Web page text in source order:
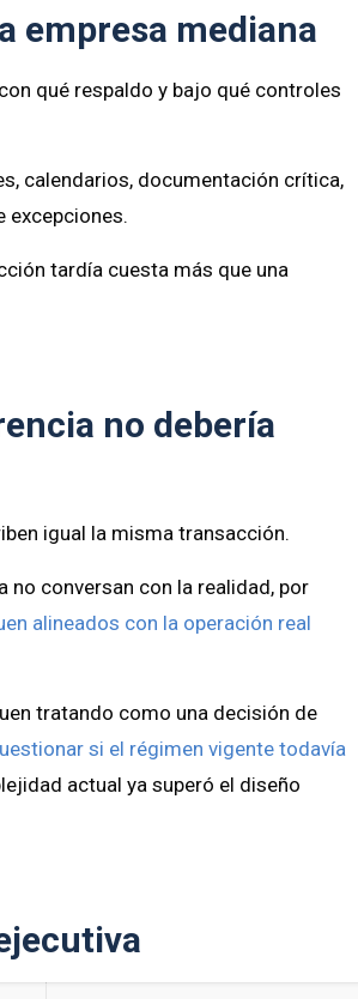
empresa mediana
qué respaldo y bajo qué controles
calendarios, documentación crítica,
excepciones.
tardía cuesta más que una
no debería
igual la misma transacción.
conversan con la realidad, por
alineados con la operación real
tratando como una decisión de
si el régimen vigente todavía
actual ya superó el diseño